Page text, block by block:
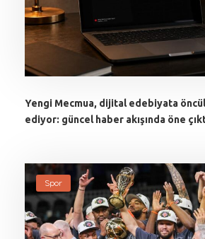
Yengi Mecmua, dijital edebiyata
ediyor: güncel haber akışında öne
Spor